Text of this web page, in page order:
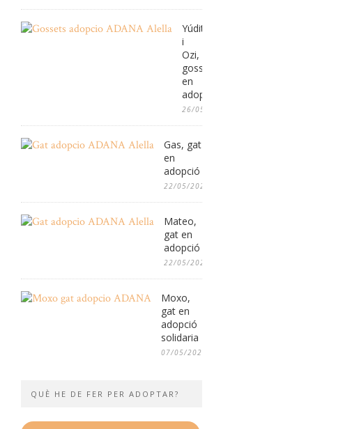
Yúdit
i
Ozi,
gossos
en
adopció
26/05/2026
Gas, gat
en
adopció
22/05/2026
Mateo,
gat en
adopció
22/05/2026
Moxo,
gat en
adopció
solidaria
07/05/2026
QUÈ HE DE FER PER ADOPTAR?